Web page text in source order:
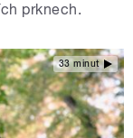
prknech.
33 minut